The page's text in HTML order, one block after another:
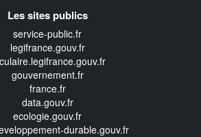
Les sites publics
service-public.fr
legifrance.gouv.fr
gouvernement.fr
france.fr
data.gouv.fr
ecologie.gouv.fr
durable.gouv.fr